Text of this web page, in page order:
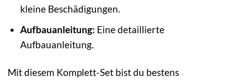
kleine Beschädigungen.
Aufbauanleitung: Eine detaillierte
Aufbauanleitung.
Mit diesem Komplett-Set bist du bestens